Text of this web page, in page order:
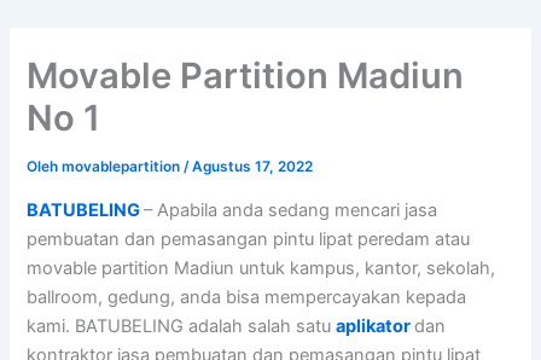
Movable Partition Madiun
No 1
Olehmovablepartition/Agustus 17, 2022
BATUBELING– Apabila anda sedang mencari jasa
pembuatan dan pemasangan pintu lipat peredam atau
movable partition Madiun untuk kampus, kantor, sekolah,
ballroom, gedung, anda bisa mempercayakan kepada
kami. BATUBELING adalah salah satuaplikatordan
kontraktor jasa pembuatan dan pemasangan pintu lipat